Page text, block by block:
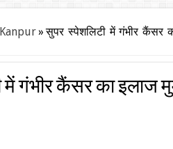
Kanpur» सुपर स्पेशलिटी में गंभीर कैंसर
में गंभीर कैंसर का इलाज